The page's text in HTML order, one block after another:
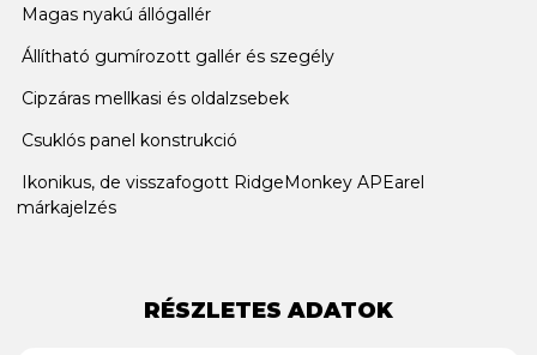
Magas nyakú állógallér
Állítható gumírozott gallér és szegély
Cipzáras mellkasi és oldalzsebek
Csuklós panel konstrukció
Ikonikus, de visszafogott RidgeMonkey APEarel
márkajelzés
RÉSZLETES ADATOK